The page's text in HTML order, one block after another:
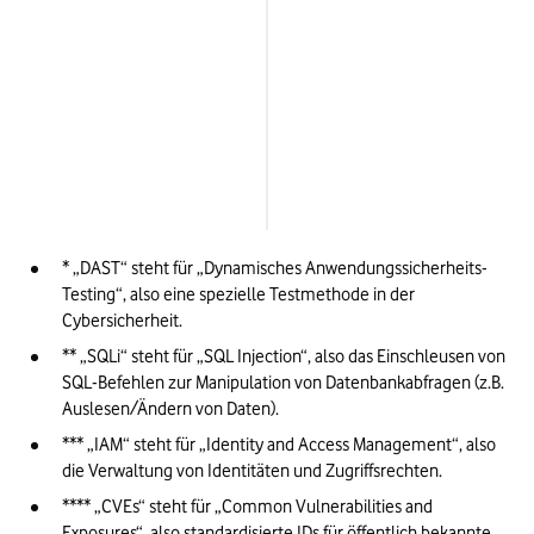
* „DAST“ steht für „Dynamisches Anwendungssicherheits-
Testing“, also eine spezielle Testmethode in der
Cybersicherheit.
** „SQLi“ steht für „SQL Injection“, also das Einschleusen von
SQL-Befehlen zur Manipulation von Datenbankabfragen (z.B.
Auslesen/Ändern von Daten).
*** „IAM“ steht für „Identity and Access Management“, also
die Verwaltung von Identitäten und Zugriffsrechten.
**** „CVEs“ steht für „Common Vulnerabilities and